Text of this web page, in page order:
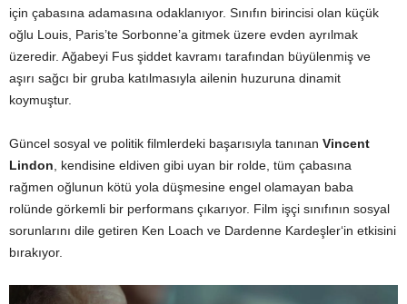
için çabasına adamasına odaklanıyor. Sınıfın birincisi olan küçük
oğlu Louis, Paris’te Sorbonne’a gitmek üzere evden ayrılmak
üzeredir. Ağabeyi Fus şiddet kavramı tarafından büyülenmiş ve
aşırı sağcı bir gruba katılmasıyla ailenin huzuruna dinamit
koymuştur.
Güncel sosyal ve politik filmlerdeki başarısıyla tanınan Vincent
Lindon, kendisine eldiven gibi uyan bir rolde, tüm çabasına
rağmen oğlunun kötü yola düşmesine engel olamayan baba
rolünde görkemli bir performans çıkarıyor. Film işçi sınıfının sosyal
sorunlarını dile getiren Ken Loach ve Dardenne Kardeşler‘in etkisini
bırakıyor.